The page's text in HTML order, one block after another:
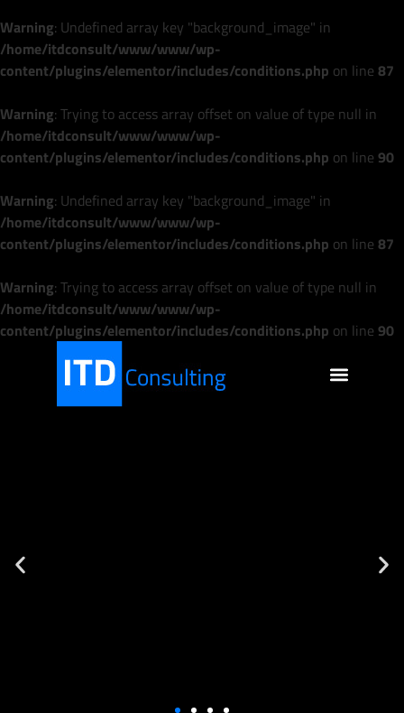
Warning: Undefined array key "background_image" in
/home/itdconsult/www/www/wp-
content/plugins/elementor/includes/conditions.php on line 87
Warning: Trying to access array offset on value of type null in
/home/itdconsult/www/www/wp-
content/plugins/elementor/includes/conditions.php on line 90
Warning: Undefined array key "background_image" in
/home/itdconsult/www/www/wp-
content/plugins/elementor/includes/conditions.php on line 87
Warning: Trying to access array offset on value of type null in
/home/itdconsult/www/www/wp-
content/plugins/elementor/includes/conditions.php on line 90